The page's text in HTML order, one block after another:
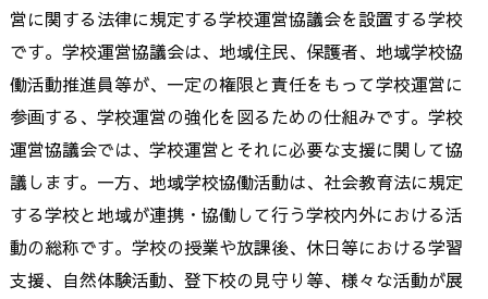
営に関する法律に規定する学校運営協議会を設置する学校
です。学校運営協議会は、地域住民、保護者、地域学校協
働活動推進員等が、一定の権限と責任をもって学校運営に
参画する、学校運営の強化を図るための仕組みです。学校
運営協議会では、学校運営とそれに必要な支援に関して協
議します。一方、地域学校協働活動は、社会教育法に規定
する学校と地域が連携・協働して行う学校内外における活
動の総称です。学校の授業や放課後、休日等における学習
支援、自然体験活動、登下校の見守り等、様々な活動が展